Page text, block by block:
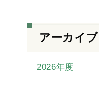
アーカイブ
2026年度